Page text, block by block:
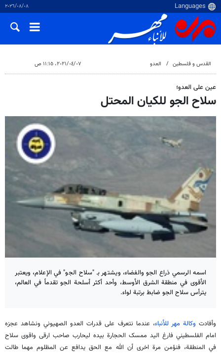
٠٨‏/٠٨‏/٢٠٢٦
القدس و فلسطین العدو ٠٧‏/٠٤‏/٢٠٢١، ١١:١٥ ص
عین علی العدو؛
سلاح الجو للكيان المحتل
اسمه الرسمي ذراع الجو والفضاء، ويشتهر بـ "سلاح الجو" في الإعلام، ويعتبر
الأقوى في منطقة الشرق الأوسط، وأحد أكثر أسلحة الجو تقدماً في العالم،
يترأس سلاح الجو ضابط برتبة لواء.
وأفادت وكالة مهر للأنباء، عندما نتعرف علی قدرات العدو الصهیوني ونشاهد عجزه
امام الفلسطیني فارغ الید ممسک الحجارة بیده لیحارب صاحب ارقی واقوی سلاح
في المنطقة، فنؤمن مرة اخری أن الله مع الحق یدافع عن المظلوم مهما طالت